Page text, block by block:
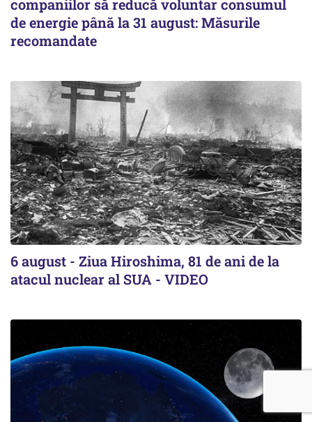
companiilor să reducă voluntar consumul
de energie până la 31 august: Măsurile
recomandate
6 august - Ziua Hiroshima, 81 de ani de la
atacul nuclear al SUA - VIDEO